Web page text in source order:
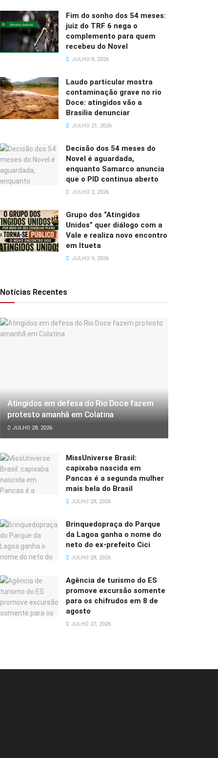
Fim do sonho dos 54 meses:
juiz do TRF 6 nega o
complemento para quem
recebeu do Novel
JULHO 8, 2026
Laudo particular mostra
contaminação grave no rio
Doce: atingidos vão a
Brasília denunciar
JULHO 21, 2026
Decisão dos 54 meses do
Novel é aguardada,
enquanto Samarco anuncia
que o PID continua aberto
JULHO 2, 2026
Grupo dos “Atingidos
Unidos” quer diálogo com a
Vale e realiza novo encontro
em Itueta
JULHO 9, 2026
Notícias Recentes
Atingidos em defesa do Rio Doce fazem
protesto amanhã em Colatina
JULHO 28, 2026
MissUniverse Brasil:
capixaba nascida em
Pancas é a segunda mulher
mais bela do Brasil
JULHO 28, 2026
Brinquedopraça do Parque
da Lagoa ganha o nome do
neto do ex-prefeito Cici
JULHO 28, 2026
Agência de turismo do ES
promove excursão somente
para os chifrudos em 8 de
agosto
JULHO 27, 2026